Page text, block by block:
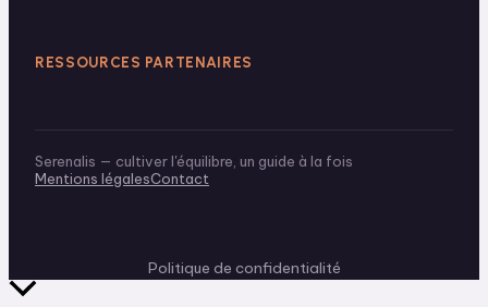
RESSOURCES PARTENAIRES
Serenalis — cultiver l'équilibre, un guide à la fois
Mentions légalesContact
Politique de confidentialité